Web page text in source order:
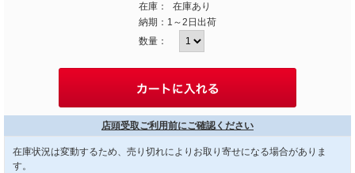
在庫：
在庫あり
納期： 1～2日出荷
数量：
店頭受取ご利用前にご確認ください
在庫状況は変動するため、売り切れによりお取り寄せになる場合がありま
す。